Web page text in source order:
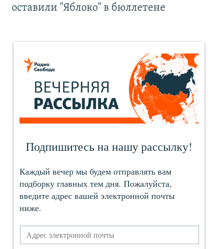
оставили "Яблоко" в бюллетене